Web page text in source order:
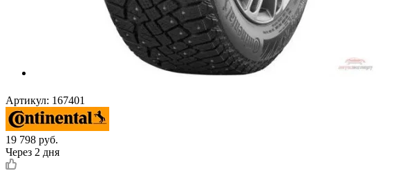
Артикул: 167401
19 798 руб.
Через 2 дня